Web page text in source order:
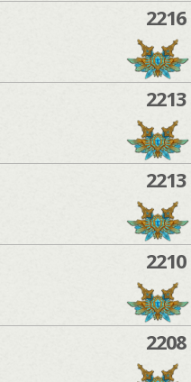
2216
2213
2213
2210
2208